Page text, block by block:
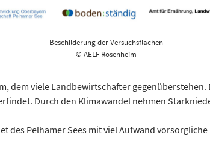
Beschilderung der Versuchsflächen
© AELF Rosenheim
dem viele Landbewirtschafter
Durch den Klimawandel nehmen
des Pelhamer Sees mit viel Aufwand